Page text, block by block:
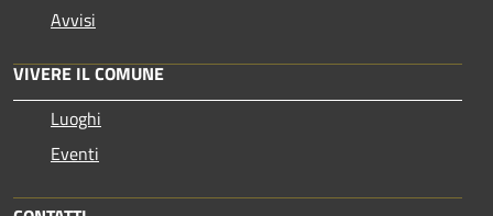
Avvisi
VIVERE IL COMUNE
Luoghi
Eventi